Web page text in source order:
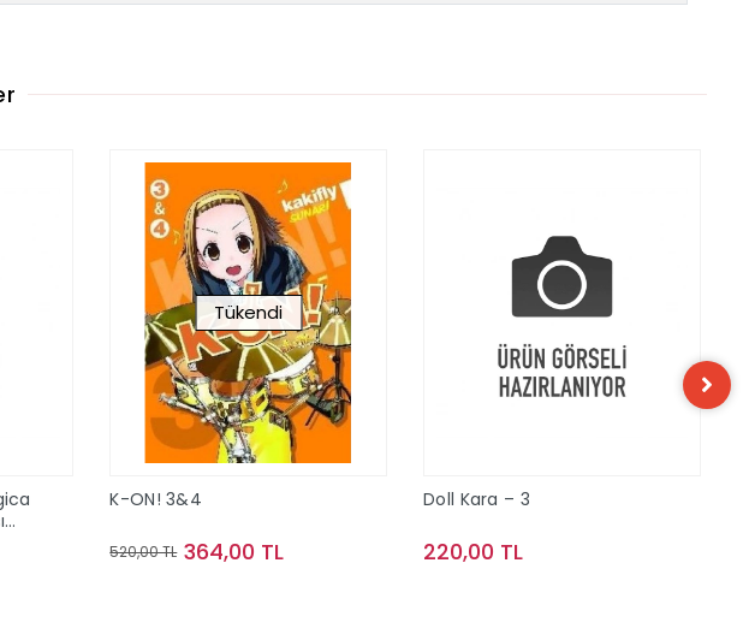
Tükendi
K-ON! 3&4
520,00 TL 364,00 TL
Doll Kara – 3
220,00 TL